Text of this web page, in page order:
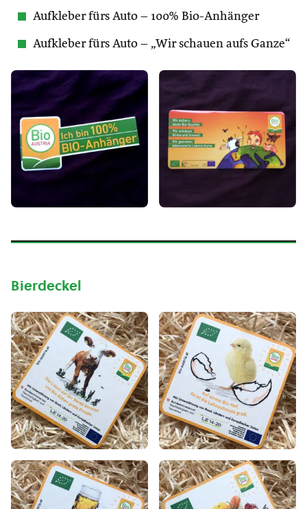
Aufkleber fürs Auto – 100% Bio-Anhänger
Aufkleber fürs Auto – „Wir schauen aufs Ganze“
Bierdeckel